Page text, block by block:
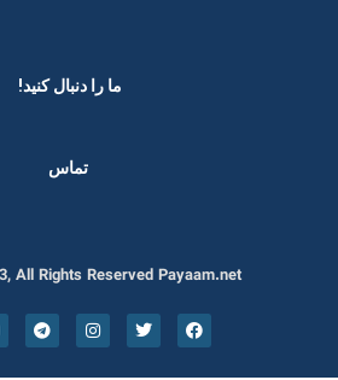
ما را دنبال کنید! ​
تماس
Copyright © 2023, All Rights Reserved Payaam.net